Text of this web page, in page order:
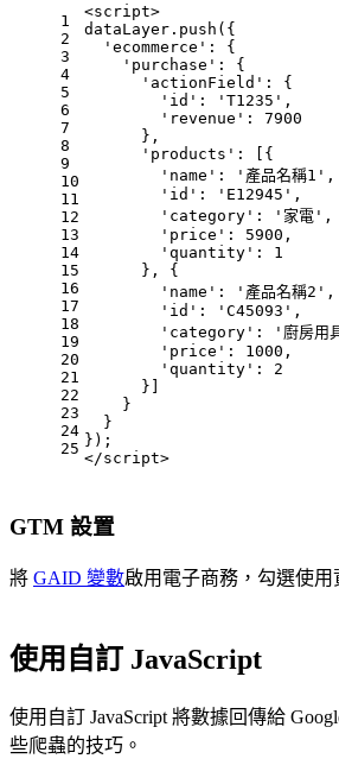
1
2
3
4
5
6
7
8
9
10
11
12
13
14
15
16
17
18
19
20
21
22
23
24
25
<script>
dataLayer. push ({
'ecommerce' : {
'purchase' : {
'actionField' : {
'id' : 'T1235' ,
'revenue' : 7900
      },
'products' : [{
'name' : '產品名稱1' ,
'id' : 'E12945' ,
'category' : '家電' ,
'price' : 5900 ,
'quantity' : 1
      }, {
'name' : '產品名稱2' ,
'id' : 'C45093' ,
'category' : '廚房用
'price' : 1000 ,
'quantity' : 2
      }]
    }
  }
});
</script>
GTM 設置
將 GAID 變數啟用電子商務，勾選使用
使用自訂 JavaScript
使用自訂 JavaScript 將數據回傳給
些爬蟲的技巧。